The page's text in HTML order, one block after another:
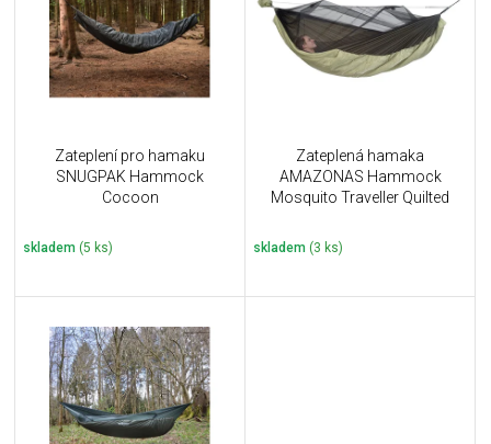
Zateplení pro hamaku
SNUGPAK Hammock
Cocoon
skladem (5 ks)
Zateplená hamaka
AMAZONAS Hammock
Mosquito Traveller Quilted
skladem (3 ks)